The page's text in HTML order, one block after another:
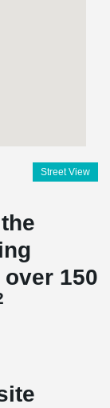
Street View
150